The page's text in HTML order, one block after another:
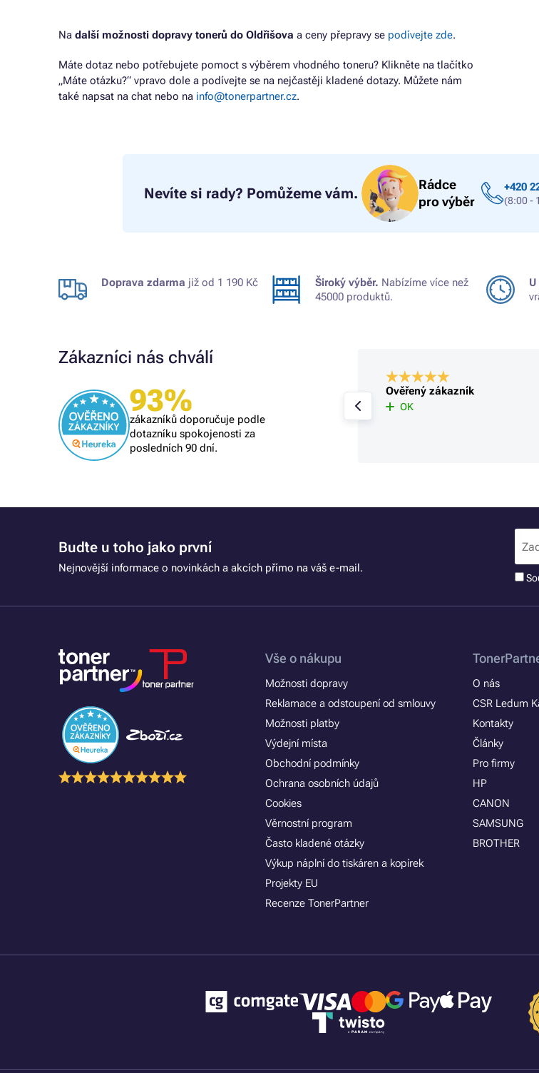
Na další možnosti dopravy tonerů do Oldřišova a ceny přepravy se podívejte zde.
Máte dotaz nebo potřebujete pomoct s výběrem vhodného toneru? Klikněte na tlačítko
„Máte otázku?“ vpravo dole a podívejte se na nejčastěji kladené dotazy. Můžete nám
také napsat na chat nebo na info@tonerpartner.cz.
Nevíte si rady? Pomůžeme vám.
Rádce
pro výběr
+420
(8:00 -
Doprava zdarma již od 1 190 Kč Široký výběr. Nabízíme více než
45000 produktů.
Zákazníci nás chválí
93%
zákazníků doporučuje podle
dotazníku spokojenosti za
posledních 90 dní.
Ověřený zákazník
naprostý spoleh
vše O,K,
Ověřený zákazník
OK
Buďte u toho jako první
Nejnovější informace o novinkách a akcích přímo na váš e-mail.
Vše o nákupu
Možnosti dopravy
Reklamace a odstoupení od smlouvy
Možnosti platby
Výdejní místa
Obchodní podmínky
Ochrana osobních údajů
Cookies
Věrnostní program
Často kladené otázky
Výkup náplní do tiskáren a kopírek
Projekty EU
Recenze TonerPartner
O nás
CSR Ledum
Kontakty
Články
Pro firmy
HP
CANON
SAMSUNG
BROTHER